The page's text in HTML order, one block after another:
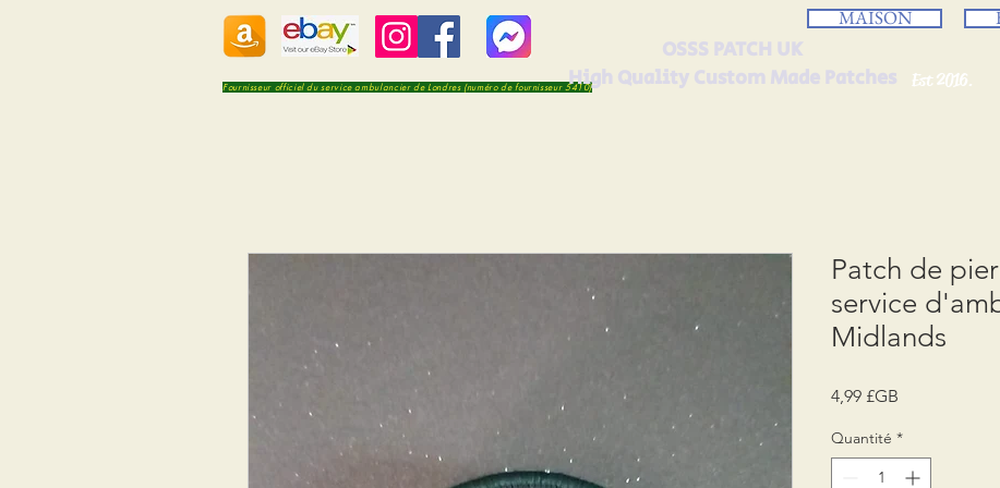
MAISON
Fournisseur officiel du service ambulancier de Londres (numéro de fournisseur 5410)High Quality Custom Made Patches
Est 2016.
Patch de
service
Midlands
4,99 £GB
Quantité *